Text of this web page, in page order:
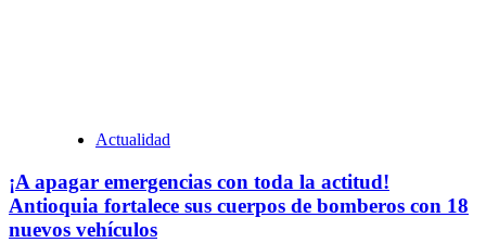
Actualidad
¡A apagar emergencias con toda la actitud!
Antioquia fortalece sus cuerpos de bomberos con 18
nuevos vehículos